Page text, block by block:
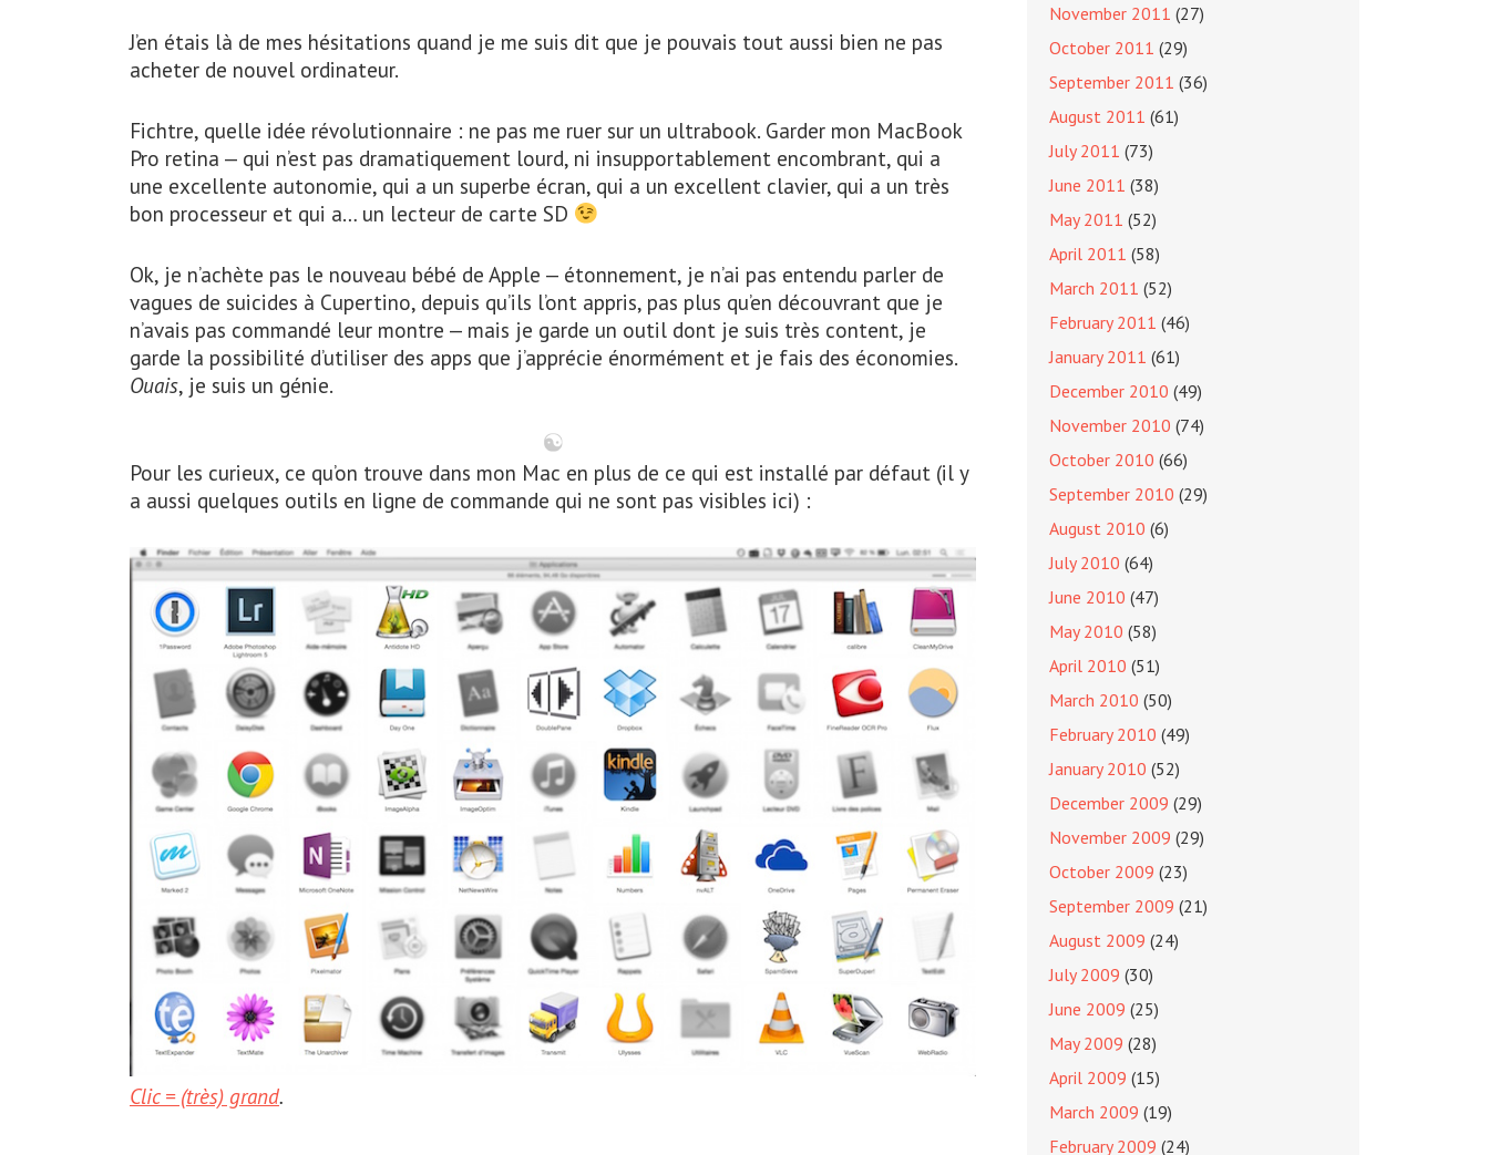
J’en étais là de mes hésitations quand je me suis dit que je pouvais tout aussi bien ne pas
acheter de nouvel ordinateur.
Fichtre, quelle idée révolutionnaire : ne pas me ruer sur un ultrabook. Garder mon MacBook
Pro retina — qui n’est pas dramatiquement lourd, ni insupportablement encombrant, qui a
une excellente autonomie, qui a un superbe écran, qui a un excellent clavier, qui a un très
bon processeur et qui a… un lecteur de carte SD
Ok, je n’achète pas le nouveau bébé de Apple — étonnement, je n’ai pas entendu parler de
vagues de suicides à Cupertino, depuis qu’ils l’ont appris, pas plus qu’en découvrant que je
n’avais pas commandé leur montre — mais je garde un outil dont je suis très content, je
garde la possibilité d’utiliser des apps que j’apprécie énormément et je fais des économies.
Ouais, je suis un génie.
Pour les curieux, ce qu’on trouve dans mon Mac en plus de ce qui est installé par défaut (il y
a aussi quelques outils en ligne de commande qui ne sont pas visibles ici) :
Clic = (très) grand.
November 2011 (27)
October 2011 (29)
September 2011 (36)
August 2011 (61)
July 2011 (73)
June 2011 (38)
May 2011 (52)
April 2011 (58)
March 2011 (52)
February 2011 (46)
January 2011 (61)
December 2010 (49)
November 2010 (74)
October 2010 (66)
September 2010 (29)
August 2010 (6)
July 2010 (64)
June 2010 (47)
May 2010 (58)
April 2010 (51)
March 2010 (50)
February 2010 (49)
January 2010 (52)
December 2009 (29)
November 2009 (29)
October 2009 (23)
September 2009 (21)
August 2009 (24)
July 2009 (30)
June 2009 (25)
May 2009 (28)
April 2009 (15)
March 2009 (19)
February 2009 (24)